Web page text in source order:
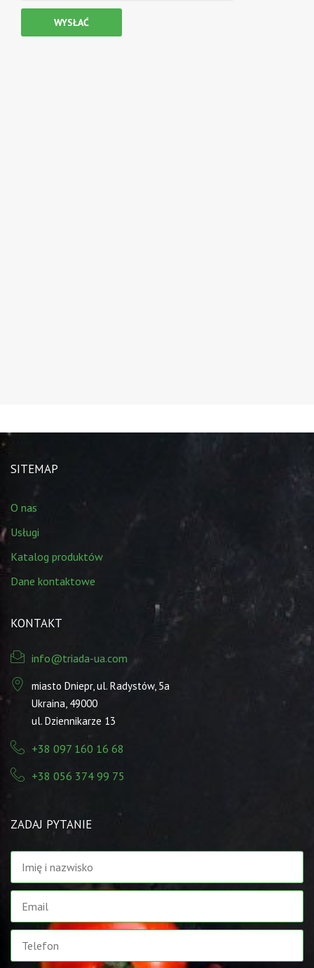
SITEMAP
O nas
Usługi
Katalog produktów
Dane kontaktowe
KONTAKT
info@triada-ua.com
miasto Dniepr, ul. Radystów, 5а
Ukraina, 49000
ul. Dziennikarze 13
+38 097 160 16 68
+38 056 374 99 75
ZADAJ PYTANIE